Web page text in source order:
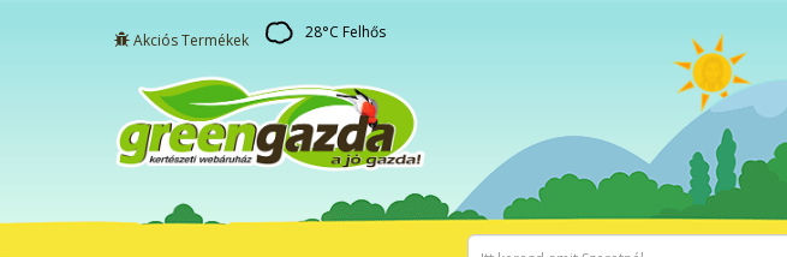
Akciós Termékek 28°C Felhős